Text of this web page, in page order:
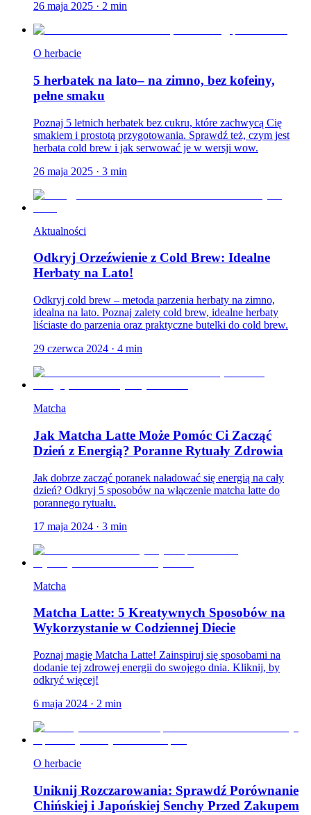
26 maja 2025 · 2 min
O herbacie
5 herbatek na lato– na zimno, bez kofeiny,
pełne smaku
Poznaj 5 letnich herbatek bez cukru, które zachwycą Cię
smakiem i prostotą przygotowania. Sprawdź też, czym jest
herbata cold brew i jak serwować je w wersji wow.
26 maja 2025 · 3 min
Aktualności
Odkryj Orzeźwienie z Cold Brew: Idealne
Herbaty na Lato!
Odkryj cold brew – metoda parzenia herbaty na zimno,
idealna na lato. Poznaj zalety cold brew, idealne herbaty
liściaste do parzenia oraz praktyczne butelki do cold brew.
29 czerwca 2024 · 4 min
Matcha
Jak Matcha Latte Może Pomóc Ci Zacząć
Dzień z Energią? Poranne Rytuały Zdrowia
Jak dobrze zacząć poranek naładować się energią na cały
dzień? Odkryj 5 sposobów na włączenie matcha latte do
porannego rytuału.
17 maja 2024 · 3 min
Matcha
Matcha Latte: 5 Kreatywnych Sposobów na
Wykorzystanie w Codziennej Diecie
Poznaj magię Matcha Latte! Zainspiruj się sposobami na
dodanie tej zdrowej energii do swojego dnia. Kliknij, by
odkryć więcej!
6 maja 2024 · 2 min
O herbacie
Uniknij Rozczarowania: Sprawdź Porównanie
Chińskiej i Japońskiej Senchy Przed Zakupem